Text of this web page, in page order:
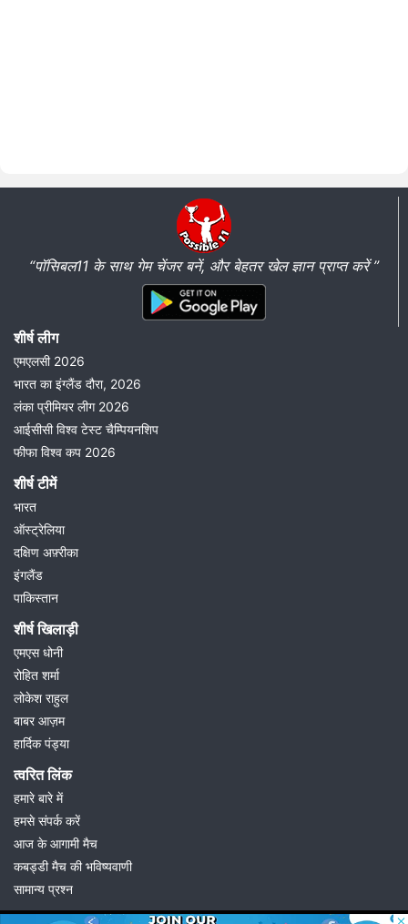
“पॉसिबल11 के साथ गेम चेंजर बनें, और बेहतर खेल ज्ञान प्राप्त करें ”
शीर्ष लीग
एमएलसी 2026
भारत का इंग्लैंड दौरा, 2026
लंका प्रीमियर लीग 2026
आईसीसी विश्व टेस्ट चैम्पियनशिप
फीफा विश्व कप 2026
शीर्ष टीमें
भारत
ऑस्ट्रेलिया
दक्षिण अफ़्रीका
इंगलैंड
पाकिस्तान
शीर्ष खिलाड़ी
एमएस धोनी
रोहित शर्मा
लोकेश राहुल
बाबर आज़म
हार्दिक पंड्या
त्वरित लिंक
हमारे बारे में
हमसे संपर्क करें
आज के आगामी मैच
कबड्डी मैच की भविष्यवाणी
सामान्य प्रश्न